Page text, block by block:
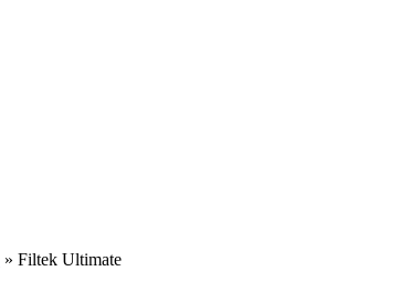
» Filtek Ultimate